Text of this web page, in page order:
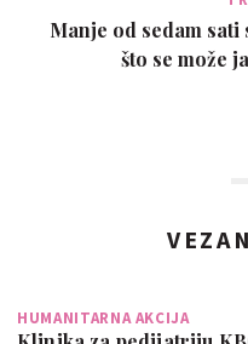
Manje od sedam sati
što se može
HUMANITARNA AKCIJA